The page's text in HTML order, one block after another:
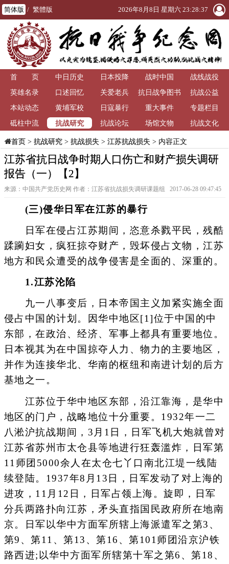
简体版 / 繁體版 2026年8月8日 星期六 23:28:38
首 页 中日历史 日本投降 战时中国
战线战役
英雄名录
口述回忆 关爱老兵
抗日战争图书
馆
抗战公益
本站动态
黄埔军校 日寇暴行 重大事件
专题栏目
砥柱中流
抗战研究 抗战论坛 场馆文物 抗战文化
首页> 抗战研究> 抗战损失 > 江苏抗战损失 > 内容正文
江苏省抗日战争时期人口伤亡和财产损失调研
报告（一）【2】
来源：中国共产党历史网 作者：江苏省抗战损失调研课题组 2017-06-28 09:47:45
(三)侵华日军在江苏的暴行
日军在侵占江苏期间，恣意杀戮平民，残酷
蹂躏妇女，疯狂掠夺财产，毁坏侵占文物，江苏
地方和民众遭受的战争侵害是全面的、深重的。
1.江苏沦陷
九一八事变后，日本帝国主义加紧实施全面
侵占中国的计划。因华中地区[1]位于中国的中
东部，在政治、经济、军事上都具有重要地位。
日本视其为在中国掠夺人力、物力的主要地区，
并作为连接华北、华南的枢纽和南进计划的后方
基地之一。
江苏位于华中地区东部，沿江靠海，是华中
地区的门户，战略地位十分重要。1932年一二
八淞沪抗战期间，3月1日，日军飞机大炮就曾对
江苏省苏州市太仓县等地进行狂轰滥炸，日军第
11师团5000余人在太仓七丫口南北江堤一线陆
续登陆。1937年8月13日，日军发动了对上海的
进攻，11月12日，日军占领上海。旋即，日军
分兵两路扑向江苏，矛头直指国民政府所在地南
京。日军以华中方面军所辖上海派遣军之第3、
第9、第11、第13、第16、第101师团沿京沪铁
路西进;以华中方面军所辖第十军之第6、第18、